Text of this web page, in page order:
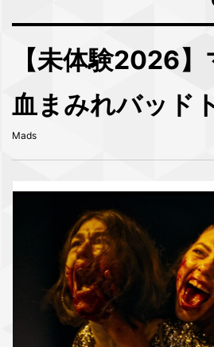
【未体験2026
血まみれバッド
Mads